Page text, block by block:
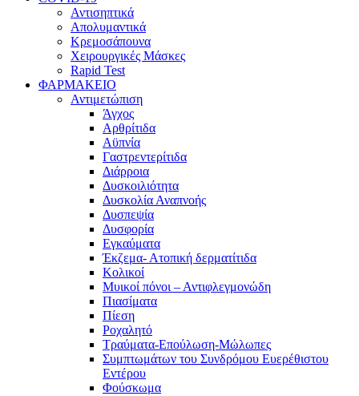
Αντισηπτικά
Απολυμαντικά
Κρεμοσάπουνα
Χειρουργικές Μάσκες
Rapid Test
ΦΑΡΜΑΚΕΙΟ
Αντιμετώπιση
Άγχος
Αρθρίτιδα
Αϋπνία
Γαστρεντερίτιδα
Διάρροια
Δυσκοιλιότητα
Δυσκολία Αναπνοής
Δυσπεψία
Δυσφορία
Εγκαύματα
Έκζεμα- Ατοπική δερματίτιδα
Κολικοί
Μυικοί πόνοι – Αντιφλεγμονώδη
Πιασίματα
Πίεση
Ροχαλητό
Τραύματα-Επούλωση-Μώλωπες
Συμπτωμάτων του Συνδρόμου Ευερέθιστου
Εντέρου
Φούσκωμα